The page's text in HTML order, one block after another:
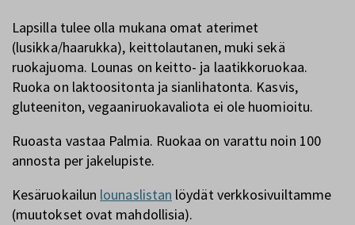
Lapsilla tulee olla mukana omat aterimet
(lusikka/haarukka), keittolautanen, muki sekä
ruokajuoma. Lounas on keitto- ja laatikkoruokaa.
Ruoka on laktoositonta ja sianlihatonta. Kasvis,
gluteeniton, vegaaniruokavaliota ei ole huomioitu.
Ruoasta vastaa Palmia. Ruokaa on varattu noin 100
annosta per jakelupiste.
Kesäruokailun lounaslistan löydät verkkosivuiltamme
(muutokset ovat mahdollisia).